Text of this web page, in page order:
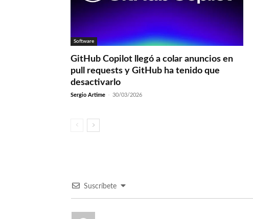
Software
GitHub Copilot llegó a colar anuncios en
pull requests y GitHub ha tenido que
desactivarlo
Sergio Artime - 30/03/2026
Suscríbete